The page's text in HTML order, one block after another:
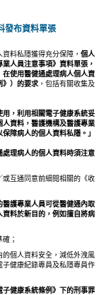
發布資料單張
料私隱獲得充分保障， 個人
人員注意事項》資料單張，
在使用醫健通處理病人個人資
》）的要求 ，包括有關收集及
用，利用相關電子健康系統妥
資料， 醫護機構及醫護專業
保障病人的個人資料私隱 。」
理病人的個人資料時須注意
互通同意前細閱相關的《收
護專業人員可從醫健通內取
料於新目的，例如擅自將病
；
個人資料安全，減低外洩風
健康紀錄專員及私隱專員作
健康系統條例》下的刑事罪